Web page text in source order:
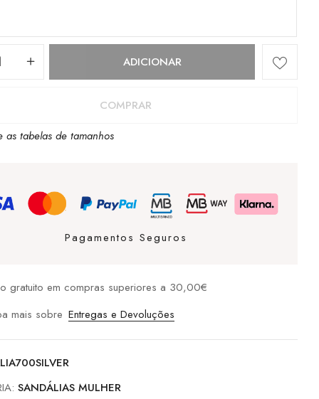
ADICIONAR
COMPRAR
as tabelas de tamanhos
Pagamentos Seguros
gratuito em compras superiores a 30,00€
mais sobre Entregas e Devoluções
SANDÁLIAS MULHER